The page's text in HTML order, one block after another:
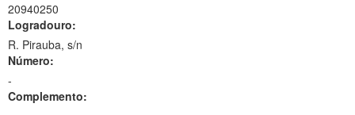
20940250
Logradouro:
R. Pirauba, s/n
Número:
-
Complemento: